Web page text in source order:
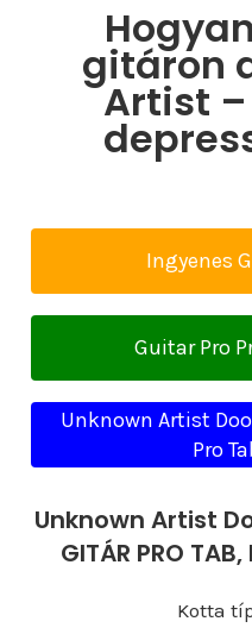
gitáron
Artist
Ingyenes
Guitar Pro
Unknown Artist
Pro
Unknown Artist
GITÁR PRO
Kotta